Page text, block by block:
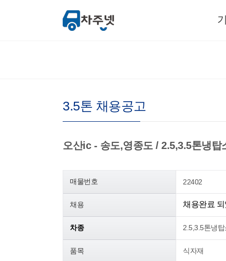
3.5톤 채용공고
오산ic - 송도,영종도 / 2.5,3.5톤냉
매물번호 22402
채용 채용완료
차종 2.5,3.5톤냉
품목 식자재